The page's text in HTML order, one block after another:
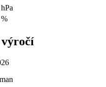
hPa
%
výročí